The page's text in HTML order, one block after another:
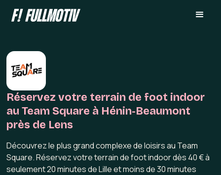
Réservez votre terrain de foot indoor
au Team Square à Hénin-Beaumont
près de Lens
Découvrez le plus grand complexe de loisirs au Team
Square. Réservez votre terrain de foot indoor dès 40 € à
seulement 20 minutes de Lille et moins de 30 minutes